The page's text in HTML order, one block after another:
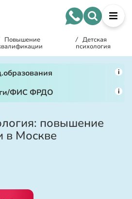
Повышение / Детская
психология
i
ФИС ФРДО i
повышение
в Москве